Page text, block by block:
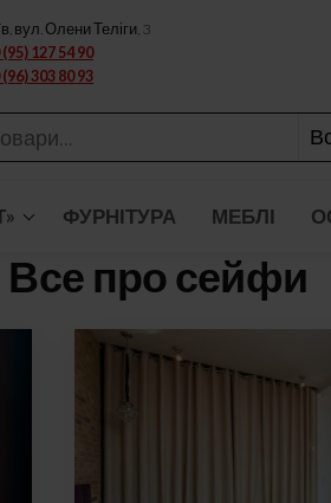
вул. Олени Теліги, 3
127 54 90
303 80 93
ФУРНІТУРА МЕБЛІ
Все про сейфи